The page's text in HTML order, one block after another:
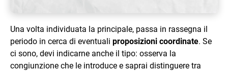
Una volta individuata la principale, passa in rassegna il
periodo in cerca di eventuali proposizioni coordinate. Se
ci sono, devi indicarne anche il tipo: osserva la
congiunzione che le introduce e saprai distinguere tra